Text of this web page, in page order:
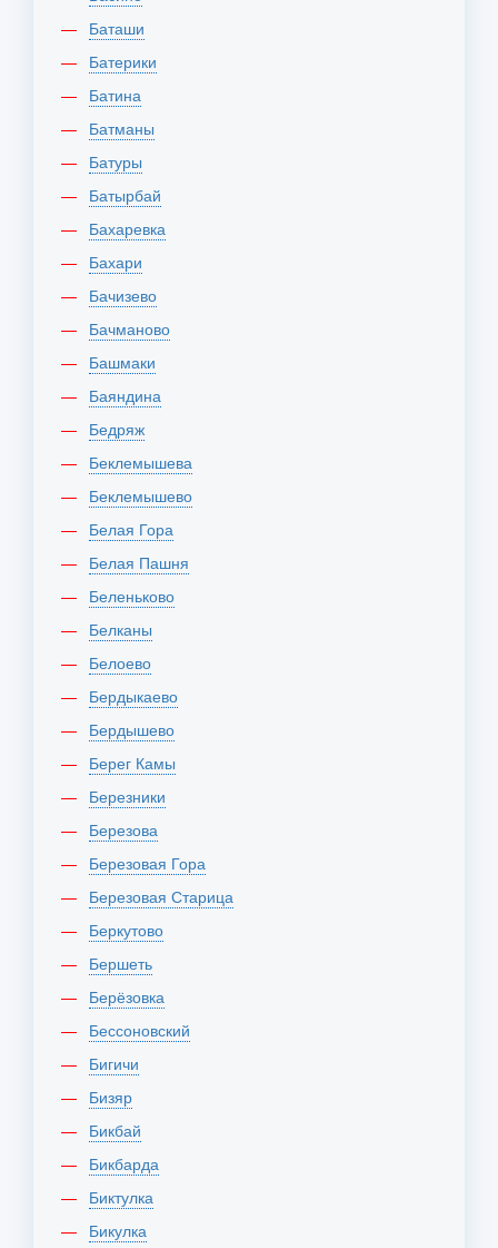
Баташи
Батерики
Батина
Батманы
Батуры
Батырбай
Бахаревка
Бахари
Бачизево
Бачманово
Башмаки
Баяндина
Бедряж
Беклемышева
Беклемышево
Белая Гора
Белая Пашня
Беленьково
Белканы
Белоево
Бердыкаево
Бердышево
Берег Камы
Березники
Березова
Березовая Гора
Березовая Старица
Беркутово
Бершеть
Берёзовка
Бессоновский
Бигичи
Бизяр
Бикбай
Бикбарда
Биктулка
Бикулка